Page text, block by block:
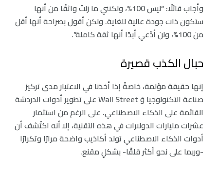
وأجاب قائلًا: “ليس 100%، ولكنني ما زلتُ واثقًا من أنها
ستكون ذات جودة عالية للغاية. ولكن أقول بصراحة أنها أقل
من 100%، ولن أدّعي أبدًا أنها ثقة كاملة”.
حبال الكذب قصيرة
إنها حقيقة مؤلمة، خاصةً إذا أخذنا في الاعتبار مدى تركيز
صناعة التكنولوجيا وَ Wall Street على تطوير أدوات الدردشة
القائمة على الذكاء الاصطناعي. على الرغم من استثمار
عشرات مليارات الدولارات في هذه التقنية، إلا أنه اكتُشف أن
أدوات الذكاء الاصطناعي تولد أكاذيب واضحة مرارًا وتكرارًا
-وربما على نحو أكثر قلقًا- بشكلٍ مقنع.